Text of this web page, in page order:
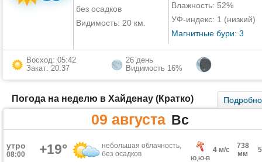
без осадков
Видимость: 20 км.
Влажность: 52%
УФ-индекс: 1 (низкий)
Магнитные бури: 3
Восход: 05:42
Закат: 20:37
26 день
Видимость 16%
Погода на неделю в Хайденау (Кратко) Подробно
09 августа Вс
утро
08:00 +19°
небольшая облачность,
без осадков
Ю,Ю-В
4 м/с
738
мм